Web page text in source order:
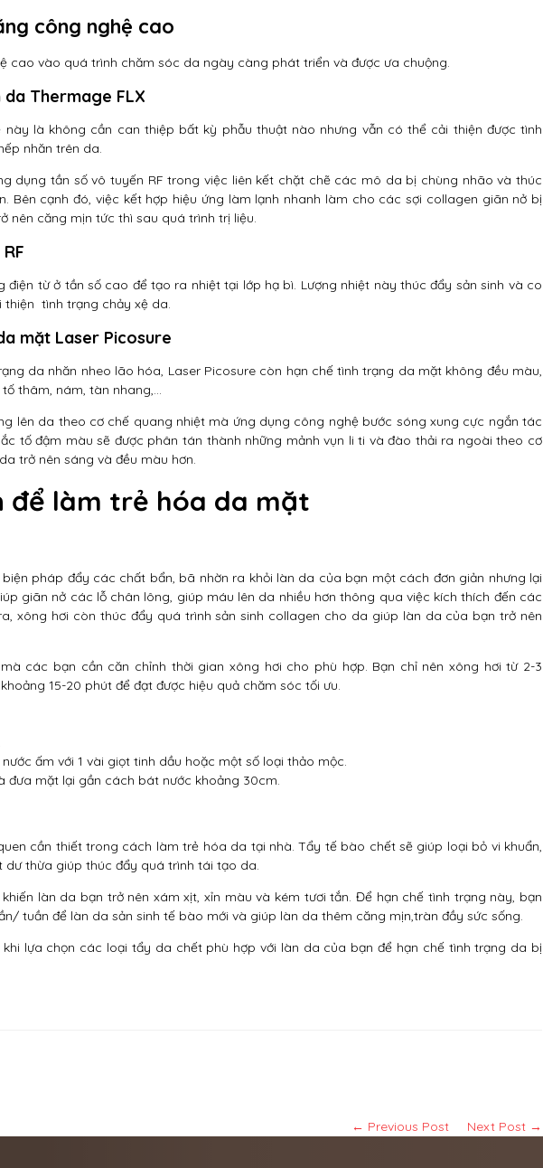
công nghệ cao
cao vào quá trình chăm sóc da ngày càng phát triển và được ưa chuộng.
Thermage FLX
là không cần can thiệp bất kỳ phẫu thuật nào nhưng vẫn có thể cải thiện được tình
nhăn trên da.
dụng tần số vô tuyến RF trong việc liên kết chặt chẽ các mô da bị chùng nhão và thúc
Bên cạnh đó, việc kết hợp hiệu ứng làm lạnh nhanh làm cho các sợi collagen giãn nở bị
nên căng mịn tức thì sau quá trình trị liệu.
điện từ ở tần số cao để tạo ra nhiệt tại lớp hạ bì. Lượng nhiệt này thúc đẩy sản sinh và co
thiện tình trạng chảy xệ da.
mặt Laser Picosure
da nhăn nheo lão hóa, Laser Picosure còn hạn chế tình trạng da mặt không đều màu,
thâm, nám, tàn nhang,…
lên da theo cơ chế quang nhiệt mà ứng dụng công nghệ bước sóng xung cực ngắn tác
tố đậm màu sẽ được phân tán thành những mảnh vụn li ti và đào thải ra ngoài theo cơ
trở nên sáng và đều màu hơn.
để làm trẻ hóa da mặt
pháp đẩy các chất bẩn, bã nhờn ra khỏi làn da của bạn một cách đơn giản nhưng lại
giãn nở các lỗ chân lông, giúp máu lên da nhiều hơn thông qua việc kích thích đến các
xông hơi còn thúc đẩy quá trình sản sinh collagen cho da giúp làn da của bạn trở nên
các bạn cần căn chỉnh thời gian xông hơi cho phù hợp. Bạn chỉ nên xông hơi từ 2-3
15-20 phút để đạt được hiệu quả chăm sóc tối ưu.
ấm với 1 vài giọt tinh dầu hoặc một số loại thảo mộc.
đưa mặt lại gần cách bát nước khoảng 30cm.
cần thiết trong cách làm trẻ hóa da tại nhà. Tẩy tế bào chết sẽ giúp loại bỏ vi khuẩn,
dư thừa giúp thúc đẩy quá trình tái tạo da.
làn da bạn trở nên xám xịt, xỉn màu và kém tươi tắn. Để hạn chế tình trạng này, bạn
tuần để làn da sản sinh tế bào mới và giúp làn da thêm căng mịn,tràn đầy sức sống.
khi lựa chọn các loại tẩy da chết phù hợp với làn da của bạn để hạn chế tình trạng da bị
← Previous Post Next Post →